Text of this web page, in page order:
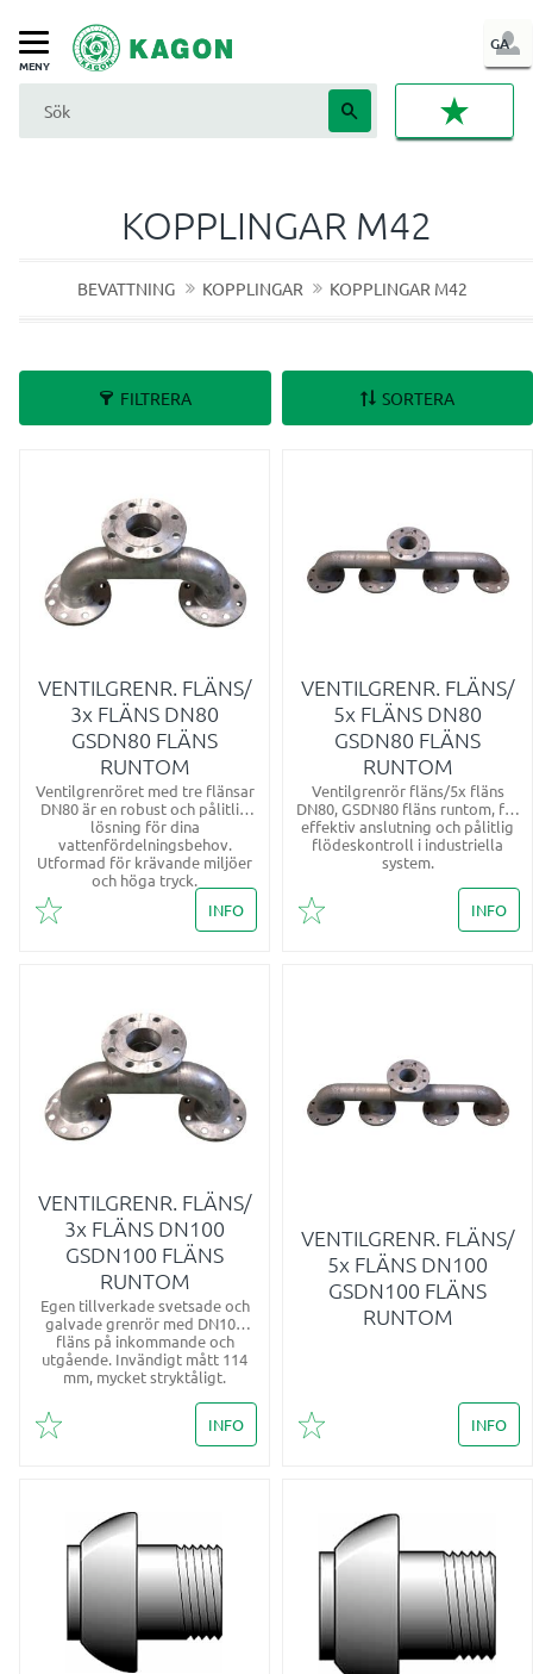
Meny
GA
IN
KOPPLINGAR M42
BEVATTNING KOPPLINGAR KOPPLINGAR M42
FILTRERA SORTERA
VENTILGRENR. FLÄNS/
3x FLÄNS DN80
GSDN80 FLÄNS
RUNTOM
​Ventilgrenröret med tre flänsar
DN80 är en robust och pålitlig
lösning för dina
vattenfördelningsbehov.
Utformad för krävande miljöer
och höga tryck.
Lägg till i favoriter
INFO
VENTILGRENR. FLÄNS/
5x FLÄNS DN80
GSDN80 FLÄNS
RUNTOM
Ventilgrenrör fläns/5x fläns
DN80, GSDN80 fläns runtom, för
effektiv anslutning och pålitlig
flödeskontroll i industriella
system.
Lägg till i favoriter
INFO
VENTILGRENR. FLÄNS/
3x FLÄNS DN100
GSDN100 FLÄNS
RUNTOM
Egen tillverkade svetsade och
galvade grenrör med DN100
fläns på inkommande och
utgående. Invändigt mått 114
mm, mycket stryktåligt.
Lägg till i favoriter
INFO
VENTILGRENR. FLÄNS/
5x FLÄNS DN100
GSDN100 FLÄNS
RUNTOM
Lägg till i favoriter
INFO